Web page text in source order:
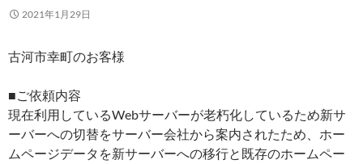
2021年1月29日
古河市幸町のお客様
■ご依頼内容
現在利用しているWebサーバーが老朽化しているため新サ
ーバーへの切替をサーバー会社から案内されたため、ホー
ムページデータを新サーバーへの移行と既存のホームペー